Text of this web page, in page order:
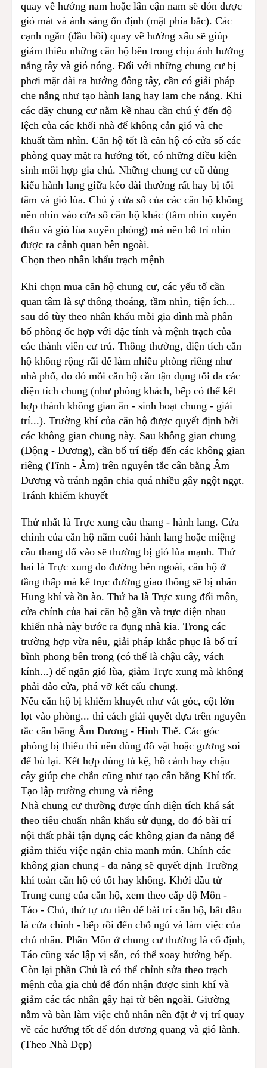
quay về hướng nam hoặc lân cận nam sẽ đón được
gió mát và ánh sáng ổn định (mặt phía bắc). Các
cạnh ngắn (đầu hồi) quay về hướng xấu sẽ giúp
giảm thiểu những căn hộ bên trong chịu ảnh hưởng
nắng tây và gió nóng. Đối với những chung cư bị
phơi mặt dài ra hướng đông tây, cần có giải pháp
che nắng như tạo hành lang hay lam che nắng. Khi
các dãy chung cư nằm kề nhau cần chú ý đến độ
lệch của các khối nhà để không cản gió và che
khuất tầm nhìn. Căn hộ tốt là căn hộ có cửa sổ các
phòng quay mặt ra hướng tốt, có những điều kiện
sinh môi hợp gia chủ. Những chung cư cũ dùng
kiểu hành lang giữa kéo dài thường rất hay bị tối
tăm và gió lùa. Chú ý cửa sổ của các căn hộ không
nên nhìn vào cửa sổ căn hộ khác (tầm nhìn xuyên
thấu và gió lùa xuyên phòng) mà nên bố trí nhìn
được ra cảnh quan bên ngoài.
Chọn theo nhân khẩu trạch mệnh
Khi chọn mua căn hộ chung cư, các yếu tố cần
quan tâm là sự thông thoáng, tầm nhìn, tiện ích...
sau đó tùy theo nhân khẩu mỗi gia đình mà phân
bổ phòng ốc hợp với đặc tính và mệnh trạch của
các thành viên cư trú. Thông thường, diện tích căn
hộ không rộng rãi để làm nhiều phòng riêng như
nhà phố, do đó mỗi căn hộ cần tận dụng tối đa các
diện tích chung (như phòng khách, bếp có thể kết
hợp thành không gian ăn - sinh hoạt chung - giải
trí...). Trường khí của căn hộ được quyết định bởi
các không gian chung này. Sau không gian chung
(Động - Dương), cần bố trí tiếp đến các không gian
riêng (Tĩnh - Âm) trên nguyên tắc cân bằng Âm
Dương và tránh ngăn chia quá nhiều gây ngột ngạt.
Tránh khiếm khuyết
Thứ nhất là Trực xung cầu thang - hành lang. Cửa
chính của căn hộ nằm cuối hành lang hoặc miệng
cầu thang đổ vào sẽ thường bị gió lùa mạnh. Thứ
hai là Trực xung do đường bên ngoài, căn hộ ở
tầng thấp mà kế trục đường giao thông sẽ bị nhân
Hung khí và ồn ào. Thứ ba là Trực xung đối môn,
cửa chính của hai căn hộ gần và trực diện nhau
khiến nhà này bước ra đụng nhà kia. Trong các
trường hợp vừa nêu, giải pháp khắc phục là bố trí
bình phong bên trong (có thể là chậu cây, vách
kính...) để ngăn gió lùa, giảm Trực xung mà không
phải đảo cửa, phá vỡ kết cấu chung.
Nếu căn hộ bị khiếm khuyết như vát góc, cột lớn
lọt vào phòng... thì cách giải quyết dựa trên nguyên
tắc cân bằng Âm Dương - Hình Thể. Các góc
phòng bị thiếu thì nên dùng đồ vật hoặc gương soi
để bù lại. Kết hợp dùng tủ kệ, hồ cảnh hay chậu
cây giúp che chắn cũng như tạo cân bằng Khí tốt.
Tạo lập trường chung và riêng
Nhà chung cư thường được tính diện tích khá sát
theo tiêu chuẩn nhân khẩu sử dụng, do đó bài trí
nội thất phải tận dụng các không gian đa năng để
giảm thiểu việc ngăn chia manh mún. Chính các
không gian chung - đa năng sẽ quyết định Trường
khí toàn căn hộ có tốt hay không. Khởi đầu từ
Trung cung của căn hộ, xem theo cấp độ Môn -
Táo - Chủ, thứ tự ưu tiên để bài trí căn hộ, bắt đầu
là cửa chính - bếp rồi đến chỗ ngủ và làm việc của
chủ nhân. Phần Môn ở chung cư thường là cố định,
Táo cũng xác lập vị sẵn, có thể xoay hướng bếp.
Còn lại phần Chủ là có thể chỉnh sửa theo trạch
mệnh của gia chủ để đón nhận được sinh khí và
giảm các tác nhân gây hại từ bên ngoài. Giường
nằm và bàn làm việc chủ nhân nên đặt ở vị trí quay
về các hướng tốt để đón dương quang và gió lành.
(Theo Nhà Đẹp)